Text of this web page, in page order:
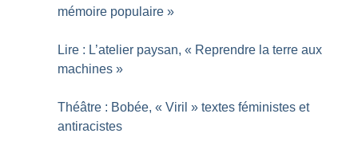
mémoire populaire »
Lire : L’atelier paysan, « Reprendre la terre aux
machines »
Théâtre : Bobée, « Viril » textes féministes et
antiracistes